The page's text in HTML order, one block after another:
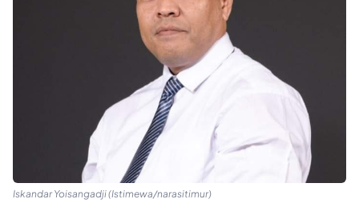
Iskandar Yoisangadji (Istimewa/narasitimur)